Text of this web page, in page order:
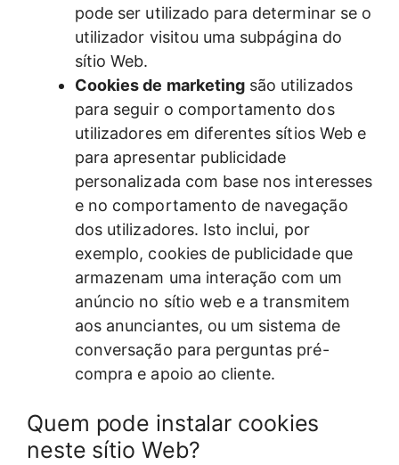
pode ser utilizado para determinar se o
utilizador visitou uma subpágina do
sítio Web.
Cookies de marketing são utilizados
para seguir o comportamento dos
utilizadores em diferentes sítios Web e
para apresentar publicidade
personalizada com base nos interesses
e no comportamento de navegação
dos utilizadores. Isto inclui, por
exemplo, cookies de publicidade que
armazenam uma interação com um
anúncio no sítio web e a transmitem
aos anunciantes, ou um sistema de
conversação para perguntas pré-
compra e apoio ao cliente.
Quem pode instalar cookies
neste sítio Web?